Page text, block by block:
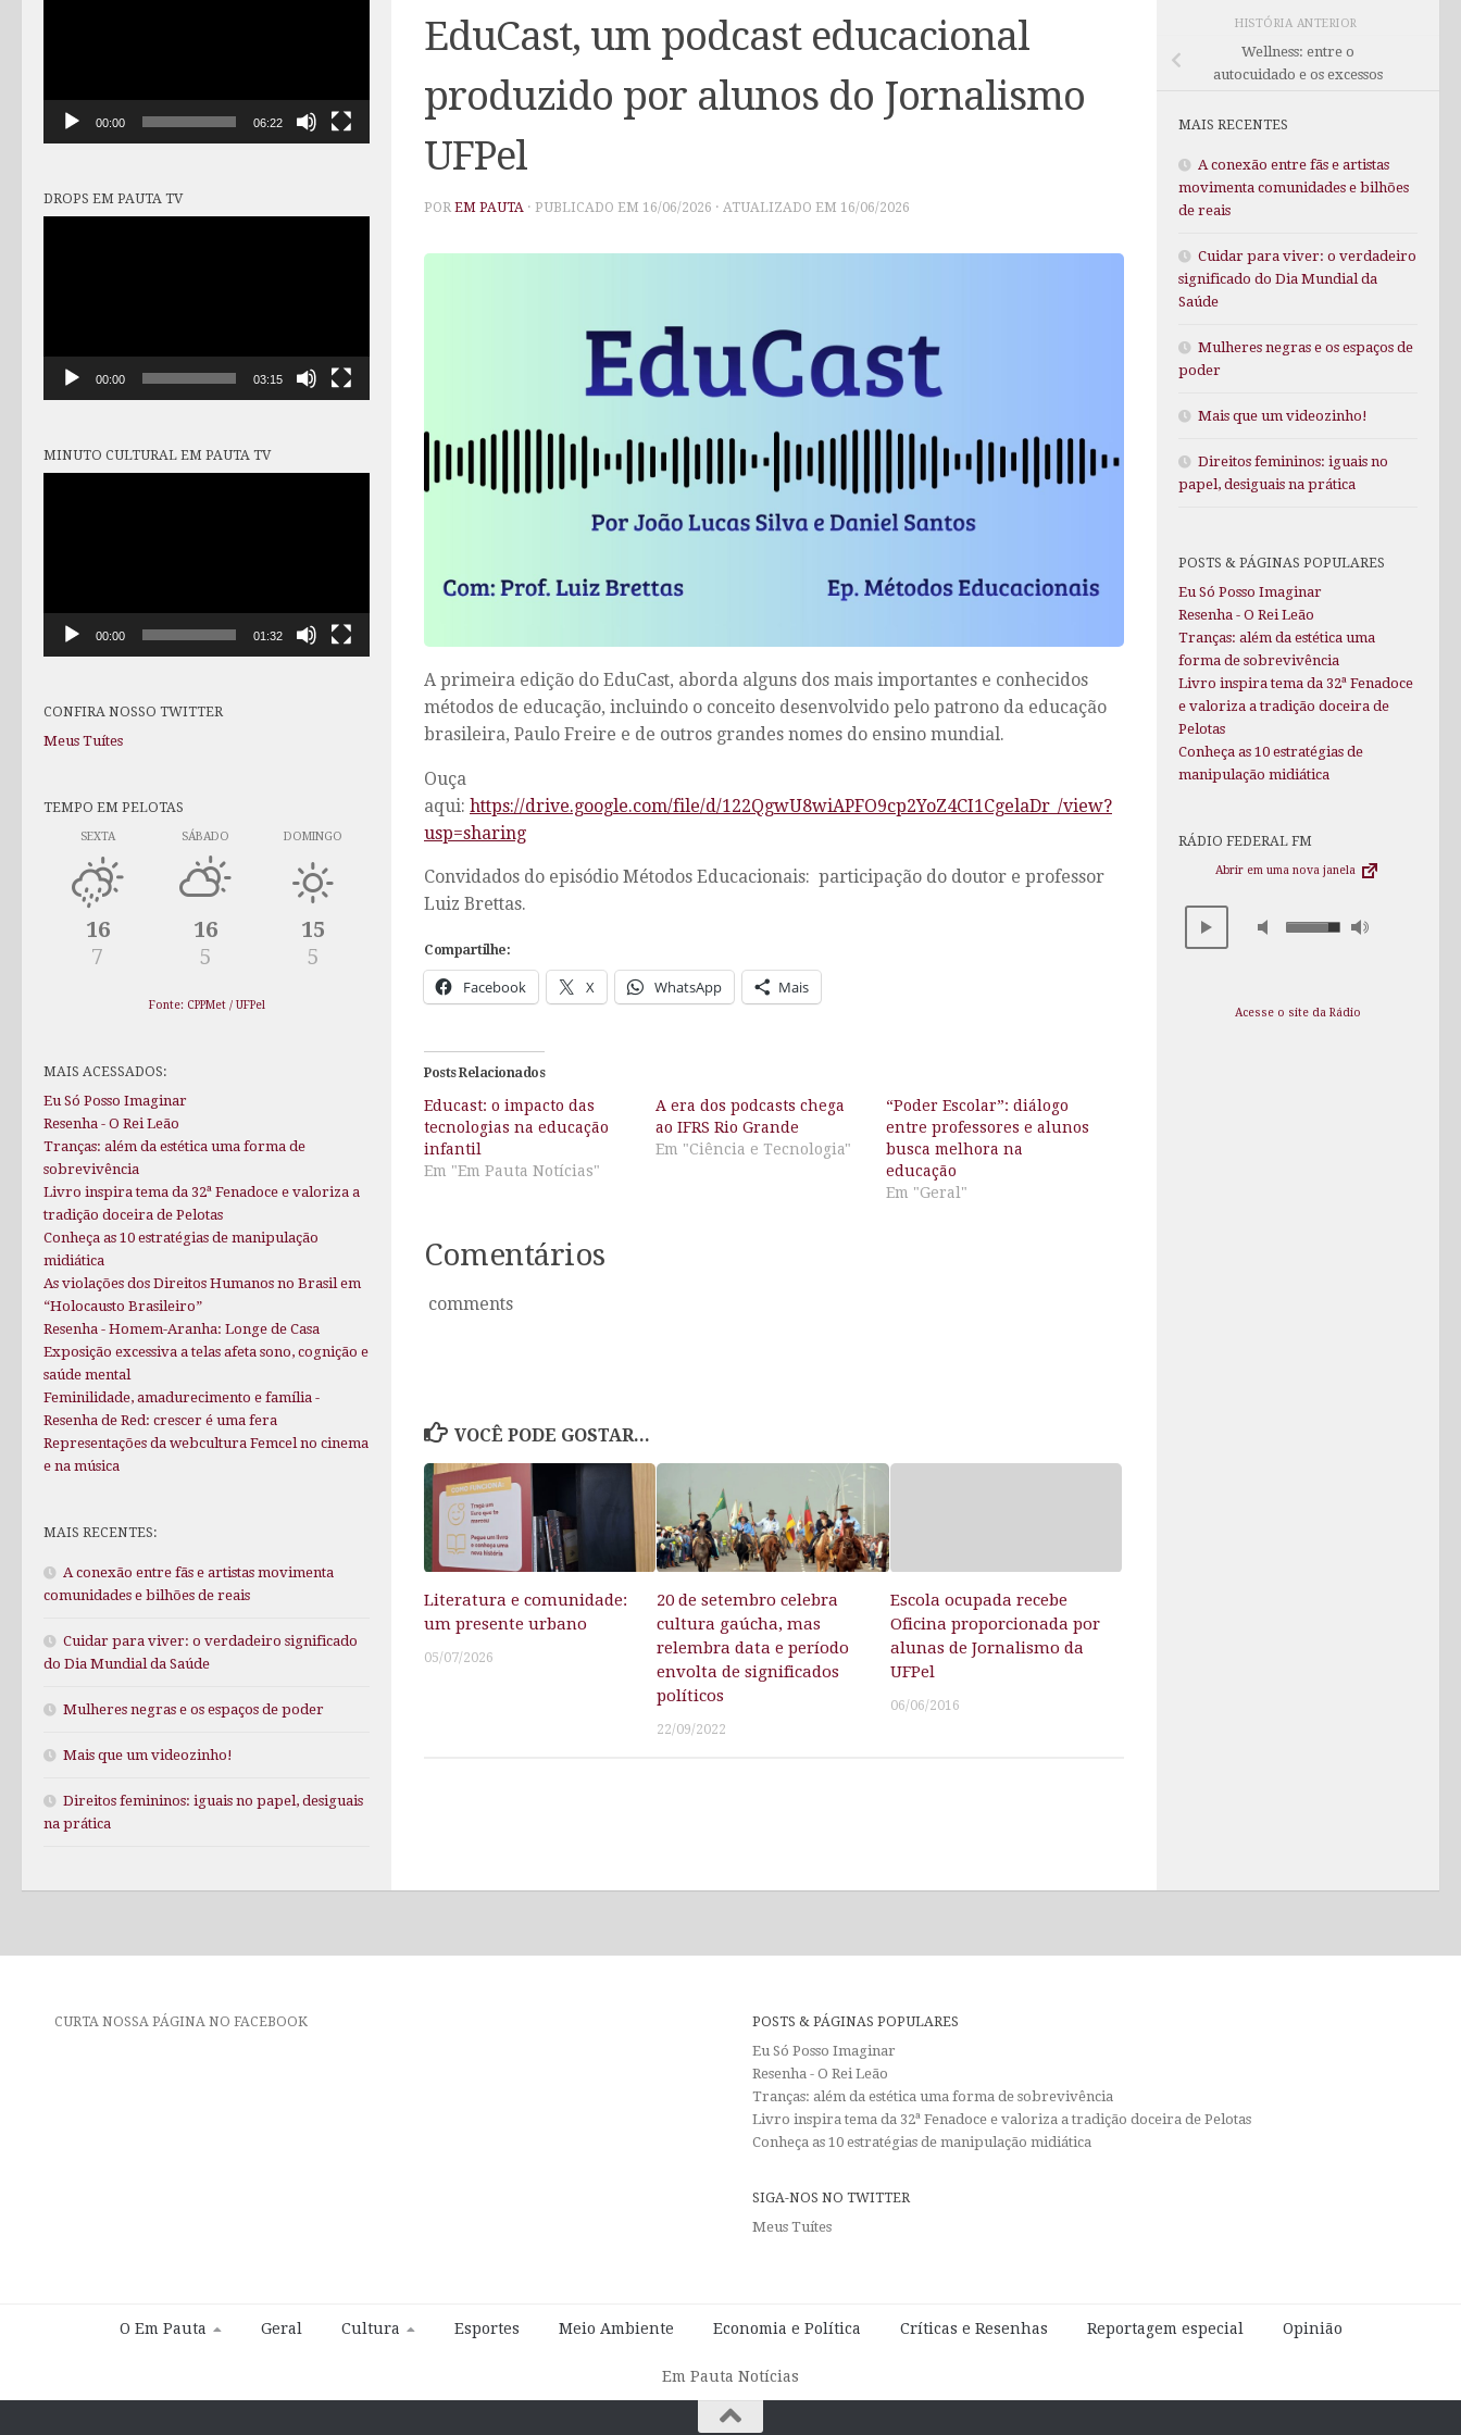
EduCast, um podcast educacional
produzido por alunos do Jornalismo
UFPel
POR EM PAUTA · PUBLICADO EM 16/06/2026 · ATUALIZADO EM 16/06/2026
A primeira edição do EduCast, aborda alguns dos mais importantes e conhecidos
métodos de educação, incluindo o conceito desenvolvido pelo patrono da educação
brasileira, Paulo Freire e de outros grandes nomes do ensino mundial.
Ouça
aqui: https://drive.google.com/file/d/122QgwU8wiAPFO9cp2YoZ4CI1CgelaDr_/view?
usp=sharing
Convidados do episódio Métodos Educacionais: participação do doutor e professor
Luiz Brettas.
Compartilhe:
Facebook X WhatsApp Mais
Posts Relacionados
Educast: o impacto das
tecnologias na educação
infantil
Em "Em Pauta Notícias"
A era dos podcasts chega
ao IFRS Rio Grande
Em "Ciência e Tecnologia"
“Poder Escolar”: diálogo
entre professores e alunos
busca melhora na
educação
Em "Geral"
Comentários
comments
VOCÊ PODE GOSTAR...
Literatura e comunidade:
um presente urbano
05/07/2026
20 de setembro celebra
cultura gaúcha, mas
relembra data e período
envolta de significados
políticos
22/09/2022
Escola ocupada recebe
Oficina proporcionada por
alunas de Jornalismo da
UFPel
06/06/2016
00:00 06:22
DROPS EM PAUTA TV
00:00 03:15
MINUTO CULTURAL EM PAUTA TV
00:00 01:32
CONFIRA NOSSO TWITTER
Meus Tuítes
TEMPO EM PELOTAS
SEXTA
16
7
SÁBADO
16
5
DOMINGO
15
5
Fonte: CPPMet / UFPel
MAIS ACESSADOS:
Eu Só Posso Imaginar
Resenha - O Rei Leão
Tranças: além da estética uma forma de
sobrevivência
Livro inspira tema da 32ª Fenadoce e valoriza a
tradição doceira de Pelotas
Conheça as 10 estratégias de manipulação
midiática
As violações dos Direitos Humanos no Brasil em
“Holocausto Brasileiro”
Resenha - Homem-Aranha: Longe de Casa
Exposição excessiva a telas afeta sono, cognição e
saúde mental
Feminilidade, amadurecimento e família -
Resenha de Red: crescer é uma fera
Representações da webcultura Femcel no cinema
e na música
MAIS RECENTES:
A conexão entre fãs e artistas movimenta
comunidades e bilhões de reais
Cuidar para viver: o verdadeiro significado
do Dia Mundial da Saúde
Mulheres negras e os espaços de poder
Mais que um videozinho!
Direitos femininos: iguais no papel, desiguais
na prática
HISTÓRIA ANTERIOR
Wellness: entre o
autocuidado e os excessos
MAIS RECENTES
A conexão entre fãs e artistas
movimenta comunidades e bilhões
de reais
Cuidar para viver: o verdadeiro
significado do Dia Mundial da
Saúde
Mulheres negras e os espaços de
poder
Mais que um videozinho!
Direitos femininos: iguais no
papel, desiguais na prática
POSTS & PÁGINAS POPULARES
Eu Só Posso Imaginar
Resenha - O Rei Leão
Tranças: além da estética uma
forma de sobrevivência
Livro inspira tema da 32ª Fenadoce
e valoriza a tradição doceira de
Pelotas
Conheça as 10 estratégias de
manipulação midiática
RÁDIO FEDERAL FM
Abrir em uma nova janela
Acesse o site da Rádio
CURTA NOSSA PÁGINA NO FACEBOOK
POSTS & PÁGINAS POPULARES
Eu Só Posso Imaginar
Resenha - O Rei Leão
Tranças: além da estética uma forma de sobrevivência
Livro inspira tema da 32ª Fenadoce e valoriza a tradição doceira de Pelotas
Conheça as 10 estratégias de manipulação midiática
SIGA-NOS NO TWITTER
Meus Tuítes
O Em Pauta Geral Cultura Esportes Meio Ambiente Economia e Política Críticas e Resenhas Reportagem especial Opinião
Em Pauta Notícias